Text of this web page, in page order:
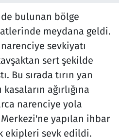
bulunan bölge
meydana geldi.
sevkiyatı
sert şekilde
Bu sırada tırın yan
ağırlığına
narenciye yola
Merkezi'ne yapılan ihbar
ekipleri sevk edildi.